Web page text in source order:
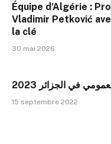
Équipe d’Algérie :
Vladimir Petković
la clé
30 mai 2026
في الجزائر 2023
15 septembre 2022